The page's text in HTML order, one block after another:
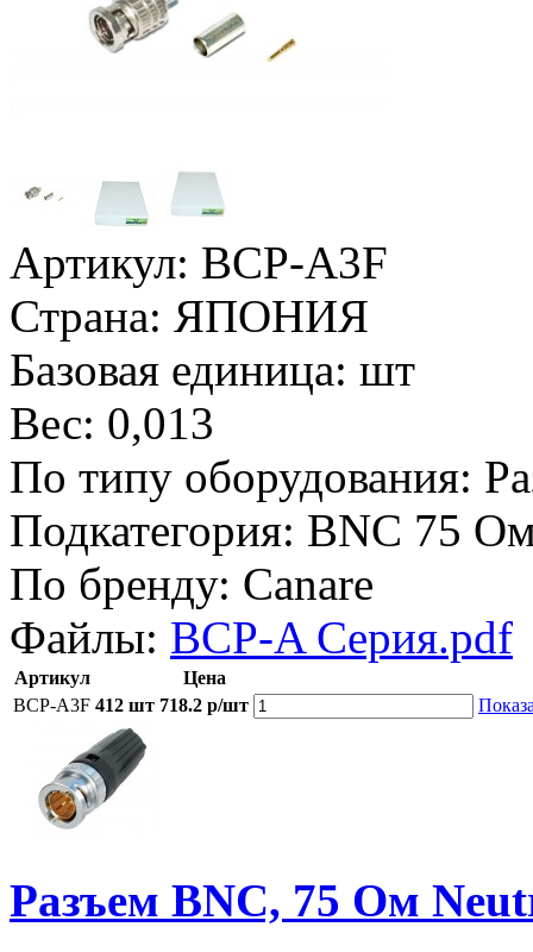
Артикул: BCP-A3F
Страна: ЯПОНИЯ
Базовая единица: шт
Вес: 0,013
По типу оборудования:
Подкатегория: BNC 75
По бренду: Canare
Файлы: BCP-A Серия.pdf
Артикул
Цена
BCP-A3F 412 шт 718.2 р/шт
Разъем BNC, 75 Ом